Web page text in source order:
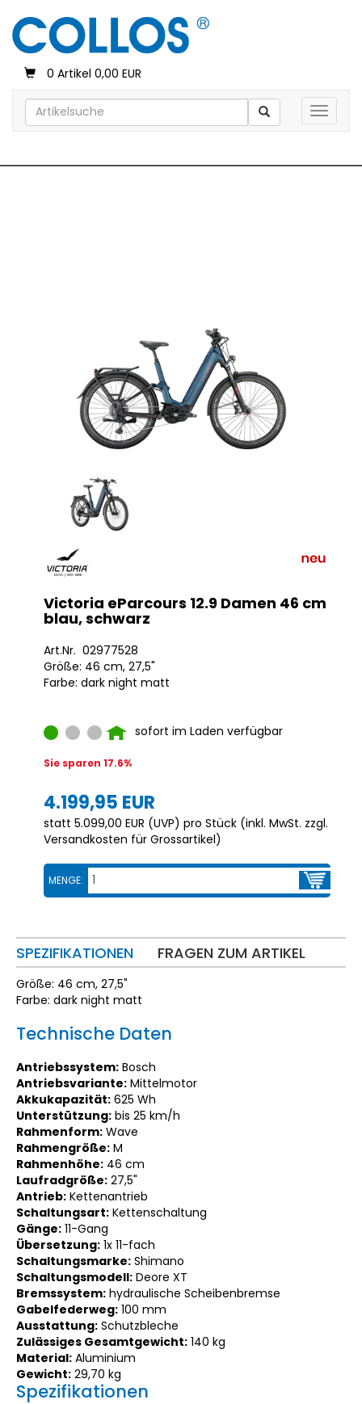
0 Artikel 0,00 EUR
Toggle
Victoria eParcours 12.9 Damen 46 cm
blau, schwarz
Art.Nr. 02977528
Größe: 46 cm, 27,5"
Farbe: dark night matt
sofort im Laden verfügbar
Sie sparen 17.6%
4.199,95 EUR
statt 5.099,00 EUR (UVP) pro Stück (inkl. MwSt. zzgl.
Versandkosten für Grossartikel)
MENGE:
SPEZIFIKATIONEN FRAGEN ZUM ARTIKEL
Größe: 46 cm, 27,5"
Farbe: dark night matt
Technische Daten
Antriebssystem: Bosch
Antriebsvariante: Mittelmotor
Akkukapazität: 625 Wh
Unterstützung: bis 25 km/h
Rahmenform: Wave
Rahmengröße: M
Rahmenhöhe: 46 cm
Laufradgröße: 27,5"
Antrieb: Kettenantrieb
Schaltungsart: Kettenschaltung
Gänge: 11-Gang
Übersetzung: 1x 11-fach
Schaltungsmarke: Shimano
Schaltungsmodell: Deore XT
Bremssystem: hydraulische Scheibenbremse
Gabelfederweg: 100 mm
Ausstattung: Schutzbleche
Zulässiges Gesamtgewicht: 140 kg
Material: Aluminium
Gewicht: 29,70 kg
Spezifikationen